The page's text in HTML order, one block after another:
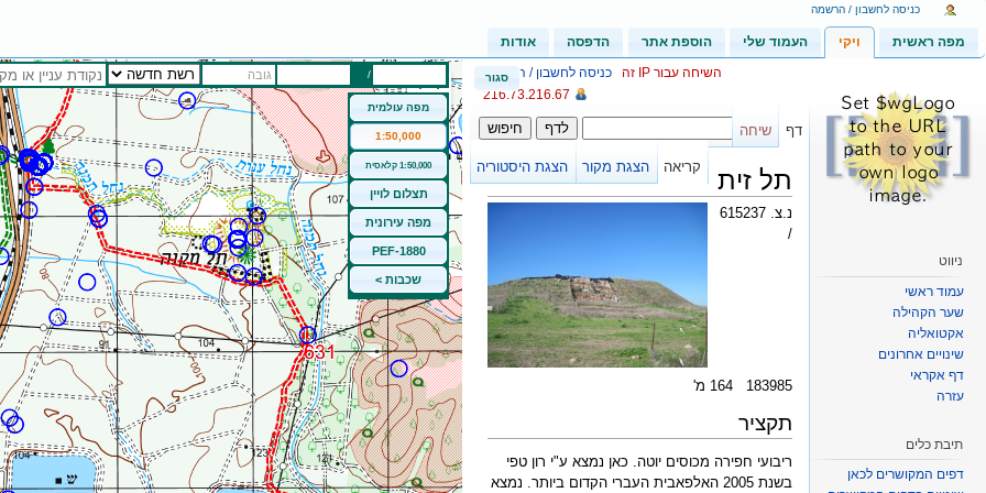
מפה ראשית ויקי העמוד שלי הוספת אתר הדפסה אודות
/ גובה
מפה עולמית
1:50,000
1:50,000 קלאסית
תצלום לויין
מפה עירונית
PEF-1880
שכבות >
כניסה לחשבון / הרשמה
סגור